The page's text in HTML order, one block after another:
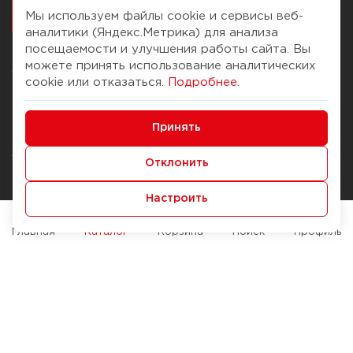
О компании
История Компании
Журнал
Наши марки
Брендирование
Помощь
Доставка и оплата
Способы оплаты
Служба контроля качества
Мы используем файлы cookie и сервисы веб-
аналитики (Яндекс.Метрика) для анализа
посещаемости и улучшения работы сайта. Вы
можете принять использование аналитических
cookie или отказаться.
Подробнее
Принять
Отклонить
Настроить
Главная Каталог Корзина Поиск Профиль